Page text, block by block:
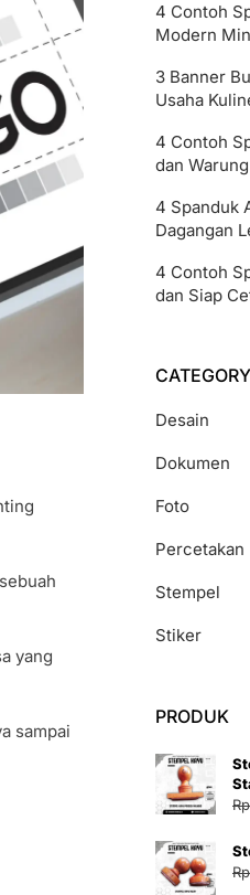
yang
sampai
4 Contoh
Modern
3 Banner
Usaha
4 Contoh
dan Warung
4 Spanduk
Dagangan
4 Contoh
dan Siap
CATEGORY
Desain
Dokumen
Foto
Percetakan
Stempel
Stiker
PRODUK
Rp
Rp